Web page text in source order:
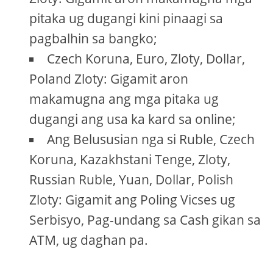
pitaka ug dugangi kini pinaagi sa
pagbalhin sa bangko;
Czech Koruna, Euro, Zloty, Dollar,
Poland Zloty: Gigamit aron
makamugna ang mga pitaka ug
dugangi ang usa ka kard sa online;
Ang Belususian nga si Ruble, Czech
Koruna, Kazakhstani Tenge, Zloty,
Russian Ruble, Yuan, Dollar, Polish
Zloty: Gigamit ang Poling Vicses ug
Serbisyo, Pag-undang sa Cash gikan sa
ATM, ug daghan pa.